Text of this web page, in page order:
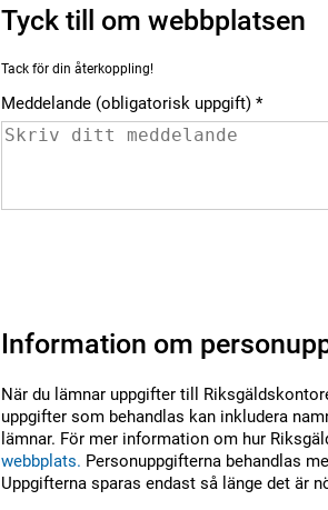
Tyck till om webbplatsen
Tack för din återkoppling!
Meddelande (obligatorisk uppgift)
Information om
När du lämnar uppgifter till
uppgifter som behandlas kan inkludera
lämnar. För mer information om hur
webbplats. Personuppgifterna behandlas
Uppgifterna sparas endast så länge det är